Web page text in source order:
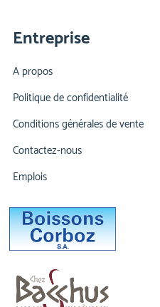
Entreprise
A propos
Politique de confidentialité
Conditions générales de vente
Contactez-nous
Emplois